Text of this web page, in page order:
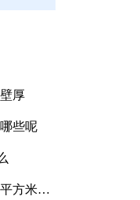
厚
些呢
方米能